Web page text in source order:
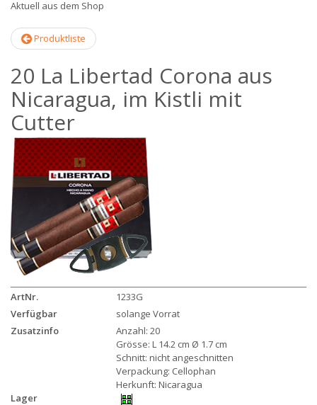
Aktuell aus dem Shop
Produktliste
20 La Libertad Corona aus
Nicaragua, im Kistli mit
Cutter
ArtNr.
1233G
Verfügbar
solange Vorrat
Zusatzinfo
Anzahl: 20
Grösse: L 14.2 cm Ø 1.7 cm
Schnitt: nicht angeschnitten
Verpackung: Cellophan
Herkunft: Nicaragua
Lager